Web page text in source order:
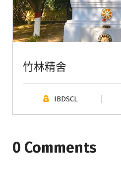
竹林精舍
IBDSCL
0 Comments